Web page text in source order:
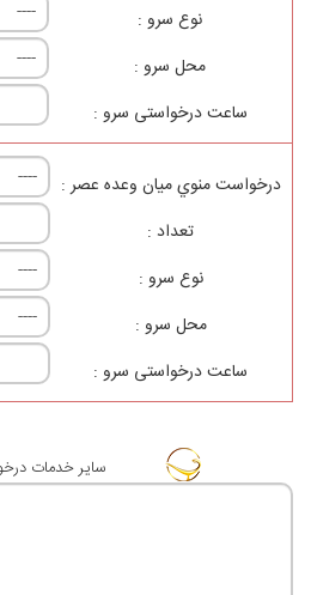
نوع سرو :
محل سرو :
ساعت درخواستی سرو :
درخواست منوي ميان وعده عصر :
تعداد :
نوع سرو :
محل سرو :
ساعت درخواستی سرو :
ساير خدمات